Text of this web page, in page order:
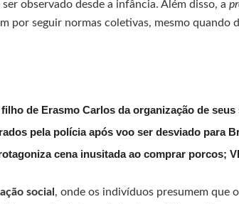
observado desde a infância. Além disso, a
por seguir normas coletivas, mesmo quando
de Erasmo Carlos da organização de seus
pela polícia após voo ser desviado para
cena inusitada ao comprar porcos;
social , onde os indivíduos presumem que